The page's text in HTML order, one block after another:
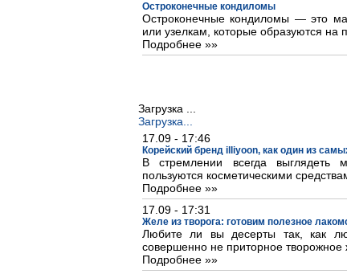
Остроконечные кондиломы
Остроконечные кондиломы — это
или узелкам, которые образуются на
Подробнее »»
Загрузка ...
Загрузка...
17.09 - 17:46
Корейский бренд illiyoon, как один из
В стремлении всегда
пользуются косметическими
Подробнее »»
17.09 - 17:31
Желе из творога: готовим полезное
Любите ли вы десерты так, как
совершенно не приторное
Подробнее »»